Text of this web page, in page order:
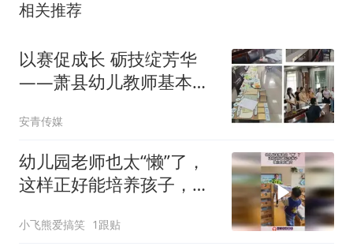
相关推荐
以赛促成长 砺技绽芳华
——萧县幼儿教师基本功
安青传媒
幼儿园老师也太“懒”了，
这样正好能培养孩子，独
小飞熊爱搞笑 1跟贴